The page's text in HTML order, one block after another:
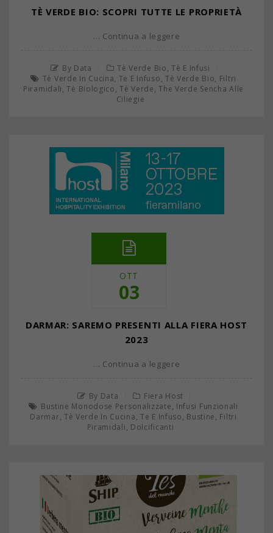
TÈ VERDE BIO: SCOPRI TUTTE LE PROPRIETÀ
… Continua a leggere
By Data Tè Verde Bio,Tè E Infusi
Tè Verde In Cucina, Te E Infuso, Tè Verde Bio, Filtri
Piramidali,Tè Biologico,Tè Verde,The Verde Sencha Alle
Ciliegie
OTT
03
DARMAR: SAREMO PRESENTI ALLA FIERA HOST
2023
… Continua a leggere
By Data
Fiera Host
Bustine Monodose Personalizzate, Infusi Funzionali
Darmar, Tè Verde In Cucina, Te E Infuso, Bustine, Filtri
Piramidali, Dolcificanti